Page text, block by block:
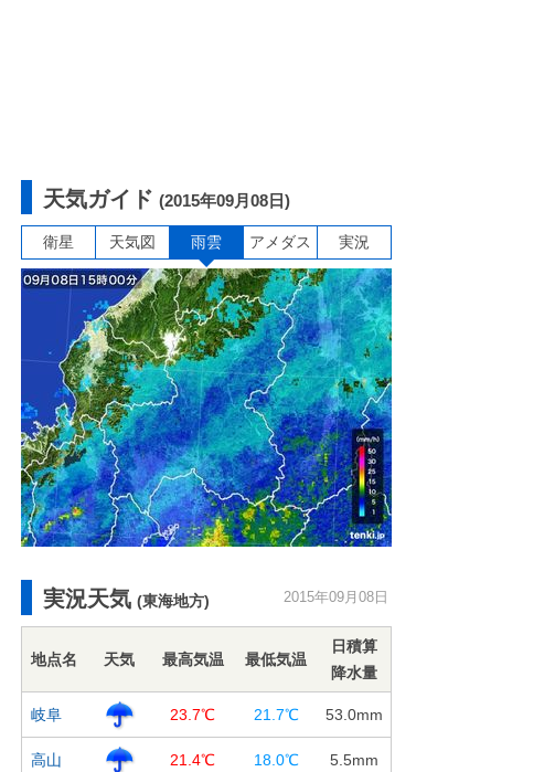
天気ガイド (2015年09月08日)
衛星 天気図 雨雲 アメダス 実況
実況天気 (東海地方) 2015年09月08日
地点名 天気 最高気温 最低気温
日積算
降水量
岐阜 23.7℃ 21.7℃ 53.0mm
高山 21.4℃ 18.0℃ 5.5mm